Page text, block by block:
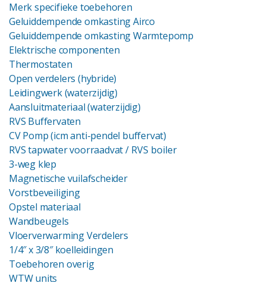
Merk specifieke toebehoren
Geluiddempende omkasting Airco
Geluiddempende omkasting Warmtepomp
Elektrische componenten
Thermostaten
Open verdelers (hybride)
Leidingwerk (waterzijdig)
Aansluitmateriaal (waterzijdig)
RVS Buffervaten
CV Pomp (icm anti-pendel buffervat)
RVS tapwater voorraadvat/ RVS boiler
3-weg klep
Magnetische vuilafscheider
Vorstbeveiliging
Opstel materiaal
Wandbeugels
Vloerverwarming Verdelers
1/4″ x 3/8″ koelleidingen
Toebehoren overig
WTW units